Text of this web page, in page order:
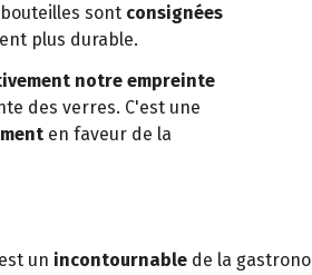
sont consignées
plus durable.
notre empreinte
des verres. C'est une
en faveur de la
un incontournable de la